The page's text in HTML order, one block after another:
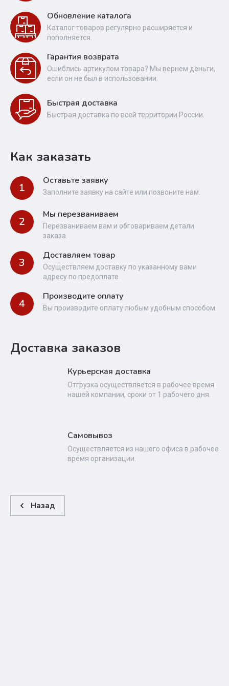
Обновление каталога
Каталог товаров регулярно расширяется и
пополняется.
Гарантия возврата
Ошиблись артикулом товара? Мы вернем деньги,
если он не был в использовании.
Быстрая доставка
Быстрая доставка по всей территории России.
Как заказать
1
Оставьте заявку
Заполните заявку на сайте или позвоните нам.
2
Мы перезваниваем
Перезваниваем вам и обговариваем детали
заказа.
3
Доставляем товар
Осуществляем доставку по указанному вами
адресу по предоплате.
4
Производите оплату
Вы производите оплату любым удобным способом.
Доставка заказов
Курьерская доставка
Отгрузка осуществляется в рабочее время
нашей компании, сроки от 1 рабочего дня.
Самовывоз
Осуществляется из нашего офиса в рабочее
время организации.
Назад